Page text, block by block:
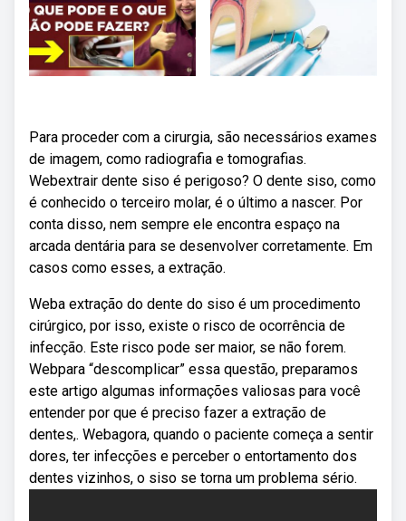
Para proceder com a cirurgia, são necessários exames
de imagem, como radiografia e tomografias.
Webextrair dente siso é perigoso? O dente siso, como
é conhecido o terceiro molar, é o último a nascer. Por
conta disso, nem sempre ele encontra espaço na
arcada dentária para se desenvolver corretamente. Em
casos como esses, a extração.
Weba extração do dente do siso é um procedimento
cirúrgico, por isso, existe o risco de ocorrência de
infecção. Este risco pode ser maior, se não forem.
Webpara “descomplicar” essa questão, preparamos
este artigo algumas informações valiosas para você
entender por que é preciso fazer a extração de
dentes,. Webagora, quando o paciente começa a sentir
dores, ter infecções e perceber o entortamento dos
dentes vizinhos, o siso se torna um problema sério.